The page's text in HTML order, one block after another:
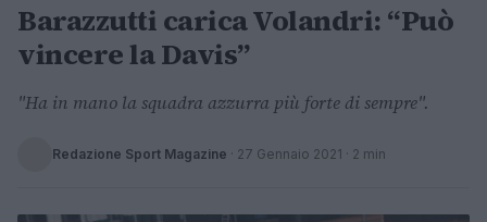
Barazzutti carica Volandri: “Può
vincere la Davis”
"Ha in mano la squadra azzurra più forte di sempre".
Redazione Sport Magazine · 27 Gennaio 2021 · 2 min